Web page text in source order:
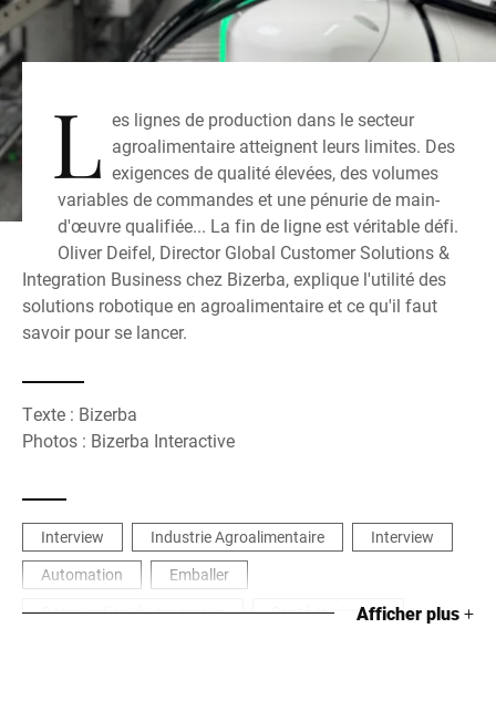
L es lignes de production dans le secteur
agroalimentaire atteignent leurs limites. Des
exigences de qualité élevées, des volumes
variables de commandes et une pénurie de main-
d'œuvre qualifiée... La fin de ligne est véritable défi.
Oliver Deifel, Director Global Customer Solutions &
Integration Business chez Bizerba, explique l'utilité des
solutions robotique en agroalimentaire et ce qu'il faut
savoir pour se lancer.
Texte : Bizerba
Photos : Bizerba Interactive
Interview Industrie Agroalimentaire
Interview
Automation
Emballer
Optimisation du processus
Santé et sécuritéAfficher plus+